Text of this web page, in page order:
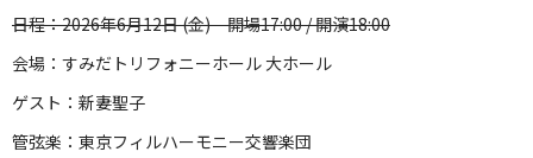
日程：2026年6月12日 (金) 開場17:00 / 開演18:00
会場：すみだトリフォニーホール 大ホール
ゲスト：新妻聖子
管弦楽：東京フィルハーモニー交響楽団